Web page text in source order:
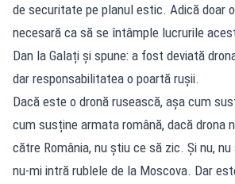
de securitate pe planul estic. Adică doar
necesară ca să se întâmple lucrurile
Dan la Galați și spune: a fost deviată
dar responsabilitatea o poartă rușii.
Dacă este o dronă rusească, așa cum
cum susține armata română, dacă drona
către România, nu știu ce să zic. Și nu,
nu-mi intră rublele de la Moscova. Dar